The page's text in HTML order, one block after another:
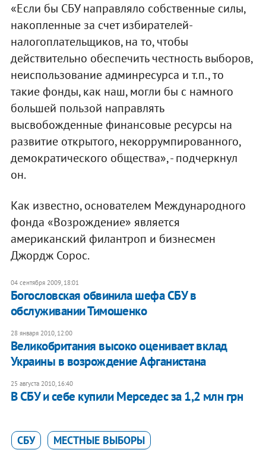
«Если бы СБУ направляло собственные силы,
накопленные за счет избирателей-
налогоплательщиков, на то, чтобы
действительно обеспечить честность выборов,
неиспользование админресурса и т.п., то
такие фонды, как наш, могли бы с намного
большей пользой направлять
высвобожденные финансовые ресурсы на
развитие открытого, некоррумпированного,
демократического общества», - подчеркнул
он.
Как известно, основателем Международного
фонда «Возрождение» является
американский филантроп и бизнесмен
Джордж Сорос.
04 сентября 2009, 18:01
Богословская обвинила шефа СБУ в
обслуживании Тимошенко
28 января 2010, 12:00
Великобритания высоко оценивает вклад
Украины в возрождение Афганистана
25 августа 2010, 16:40
В СБУ и себе купили Мерседес за 1,2 млн грн
СБУ МЕСТНЫЕ ВЫБОРЫ